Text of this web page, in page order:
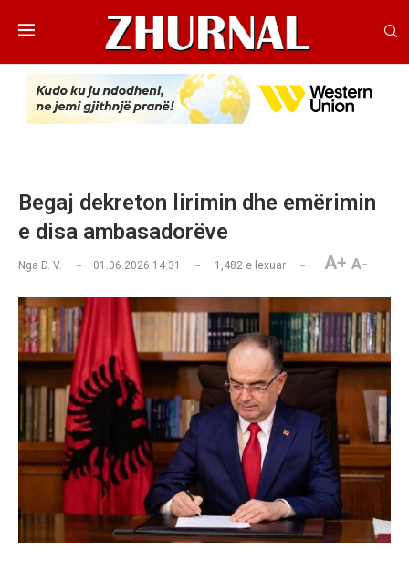
Begaj dekreton lirimin dhe emërimin
e disa ambasadorëve
Nga D. V. 01.06.2026 14:31 1,482 e lexuar A+ A-